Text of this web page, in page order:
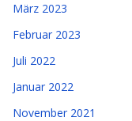
März 2023
Februar 2023
Juli 2022
Januar 2022
November 2021